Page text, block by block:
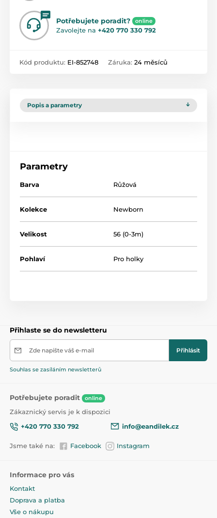
Potřebujete poradit? online
Zavolejte na +420 770 330 792
Kód produktu: EI-852748 Záruka: 24 měsíců
Popis a parametry
Parametry
Barva Růžová
Kolekce Newborn
Velikost 56 (0-3m)
Pohlaví Pro holky
Přihlaste se do newsletteru
Zde napište váš e-mail Přihlásit
Souhlas se zasíláním newsletterů
Potřebujete poradit online
Zákaznický servis je k dispozici
+420 770 330 792
info@eandilek.cz
Jsme také na: Facebook Instagram
Informace pro vás
Kontakt
Doprava a platba
Vše o nákupu